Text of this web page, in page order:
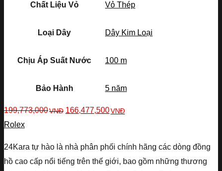
Chất Liệu Vỏ Vỏ Thép
Loại Dây Dây Kim Loại
Chịu Áp Suất Nước 100 m
Bảo Hành 5 năm
199,773,000VNĐ 166,477,500VNĐ
Rolex
24Kara tự hào là nhà phân phối chính hãng các dòng đồng
hồ cao cấp nổi tiếng trên thế giới, bao gồm những thương